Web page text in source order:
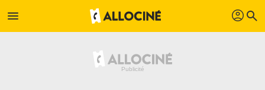
menu profil search